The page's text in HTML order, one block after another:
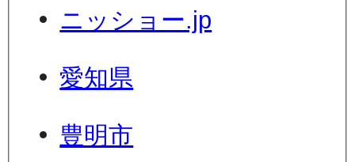
ニッショー.jp
愛知県
豊明市